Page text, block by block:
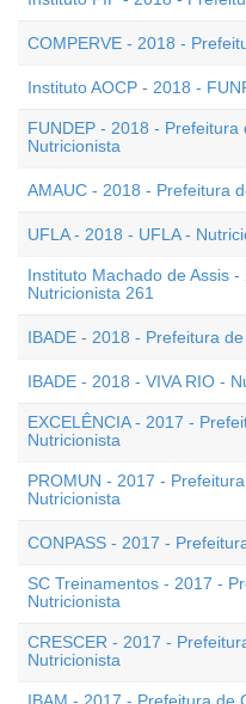
COMPERVE - 2018 -
Instituto AOCP - 2018 -
FUNDEP - 2018 -
Nutricionista
AMAUC - 2018 - Prefeitura
UFLA - 2018 - UFLA -
Instituto Machado de Assis
Nutricionista 261
IBADE - 2018 - Prefeitura
IBADE - 2018 - VIVA RIO -
EXCELÊNCIA - 2017 -
Nutricionista
PROMUN - 2017 -
Nutricionista
CONPASS - 2017 -
SC Treinamentos - 2017 -
Nutricionista
CRESCER - 2017 -
Nutricionista